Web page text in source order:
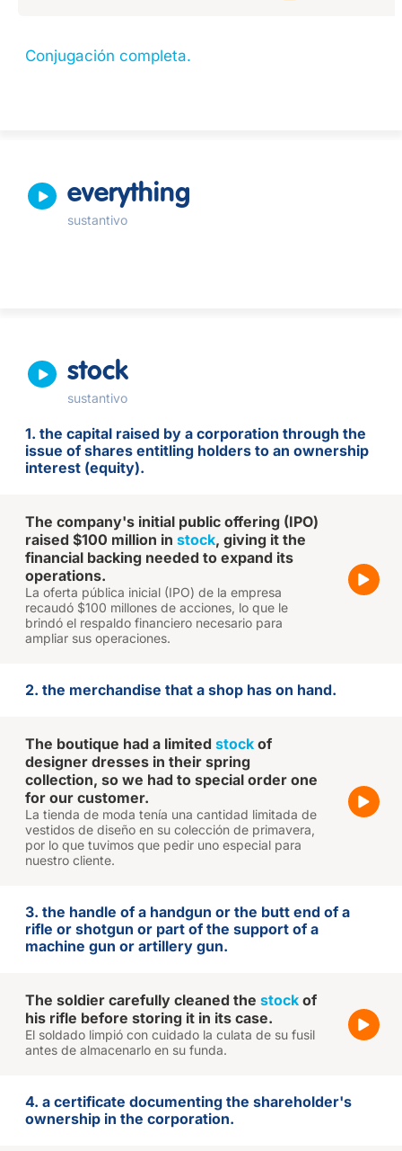
Conjugación completa.
everything
sustantivo
stock
sustantivo
1. the capital raised by a corporation through the
issue of shares entitling holders to an ownership
interest (equity).
The company's initial public offering (IPO)
raised $100 million in stock, giving it the
financial backing needed to expand its
operations.
La oferta pública inicial (IPO) de la empresa
recaudó $100 millones de acciones, lo que le
brindó el respaldo financiero necesario para
ampliar sus operaciones.
2. the merchandise that a shop has on hand.
The boutique had a limited stock of
designer dresses in their spring
collection, so we had to special order one
for our customer.
La tienda de moda tenía una cantidad limitada de
vestidos de diseño en su colección de primavera,
por lo que tuvimos que pedir uno especial para
nuestro cliente.
3. the handle of a handgun or the butt end of a
rifle or shotgun or part of the support of a
machine gun or artillery gun.
The soldier carefully cleaned the stock of
his rifle before storing it in its case.
El soldado limpió con cuidado la culata de su fusil
antes de almacenarlo en su funda.
4. a certificate documenting the shareholder's
ownership in the corporation.